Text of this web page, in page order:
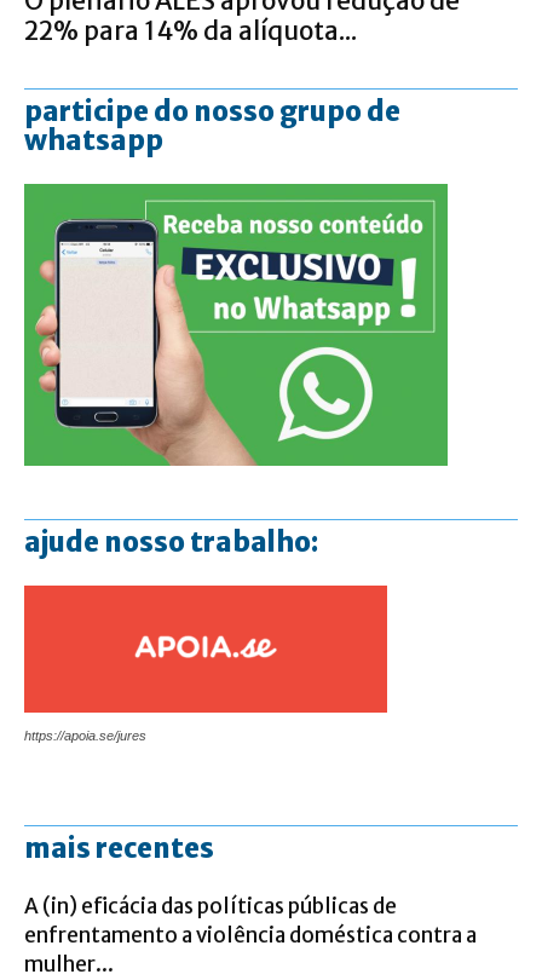
22% para 14% da alíquota...
participe do nosso grupo de
whatsapp
ajude nosso trabalho:
https://apoia.se/jures
mais recentes
A (in) eficácia das políticas públicas de
enfrentamento a violência doméstica contra a
mulher...